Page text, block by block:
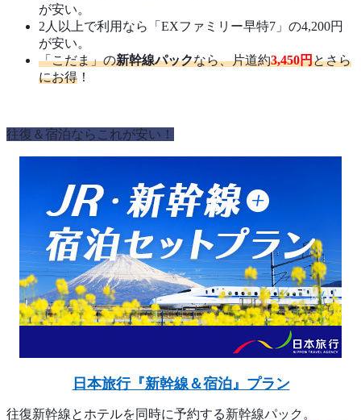
が安い。
2人以上で利用なら「EXファミリー早特7」の4,200円
が安い。
「こだま」の新幹線パックなら、片道約3,450円とさら
にお得 ！
往復＆宿泊ならこれが安い！
日本旅行『新幹線＆宿泊』プラン
往復新幹線とホテルを同時に予約する新幹線パック。